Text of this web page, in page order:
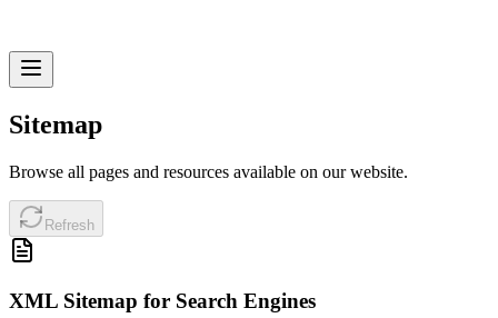
Sitemap
Browse all pages and resources available on our website.
Refresh
XML Sitemap for Search Engines